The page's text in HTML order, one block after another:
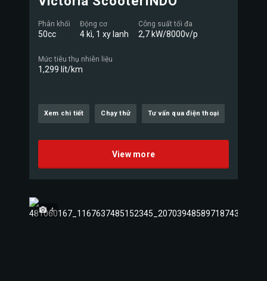
Phân khối
50cc
Động cơ
4 kì, 1 xy lanh
Công suất tối đa
2,7 kW/8000v/p
Mức tiêu thụ nhiên liệu
1,299 lít/km
Xem chi tiết Chạy thử Tư vấn qua điện thoại
View more
4